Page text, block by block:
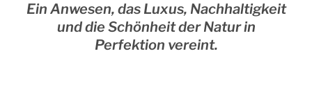
Ein Anwesen, das Luxus, Nachhaltigkeit
und die Schönheit der Natur in
Perfektion vereint.